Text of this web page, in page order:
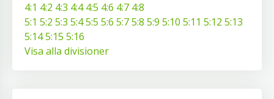
4:1 4:2 4:3 4:4 4:5 4:6 4:7 4:8
5:1 5:2 5:3 5:45:5 5:6 5:75:8 5:9 5:10 5:11 5:12 5:13
5:145:15 5:16
Visa alla divisioner